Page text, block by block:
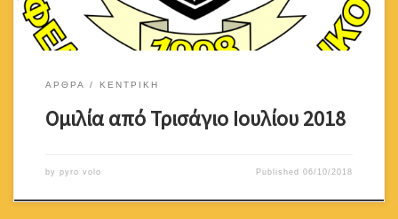
ΑΡΘΡΑ ΚΕΝΤΡΙΚΗ
Ομιλία από Τρισάγιο Ιουλίου 2018
by pyro volo Published06/10/2018